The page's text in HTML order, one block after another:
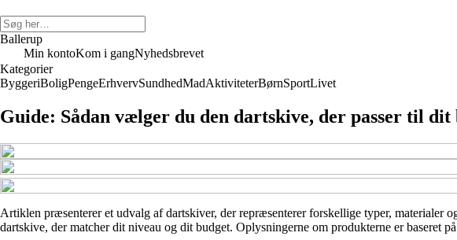
Ballerup
Min kontoKom i gangNyhedsbrevet
Kategorier
ByggeriBoligPengeErhvervSundhedMadAktiviteterBørnSportLivet
Guide: Sådan vælger du den dartskive, der passer til dit
Artiklen præsenterer et udvalg af dartskiver, der repræsenterer forskellige typer, materialer
dartskive, der matcher dit niveau og dit budget. Oplysningerne om produkterne er baseret